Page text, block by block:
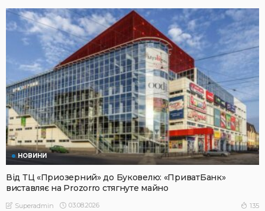
НОВИНИ
Від ТЦ «Приозерний» до Буковелю: «ПриватБанк»
виставляє на Prozorro стягнуте майно
Superadmin 03.08.2026 135